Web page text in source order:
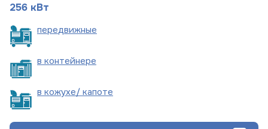
256 кВт
передвижные
в контейнере
в кожухе/ капоте